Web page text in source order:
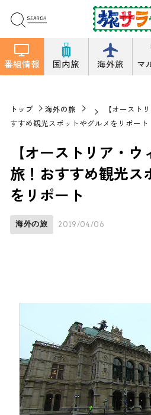
番組情報 国内旅 海外旅 マ
トップ 海外の旅
【オースト
すすめ観光スポットやグルメをリポート
【オーストリア・
旅！おすすめ観光ス
をリポート
海外の旅 2019/04/06